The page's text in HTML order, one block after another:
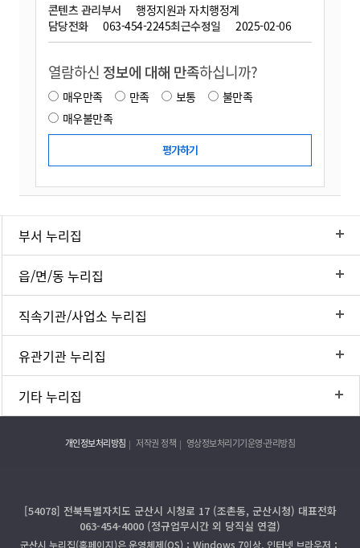
콘텐츠 관리부서
행정지원과 자치행정계
담당전화
063-454-2245최근수정일 2025-02-06
열람하신 정보에 대해 만족하십니까?
매우만족 만족 보통
불만족
매우불만족
부서 누리집
읍/면/동 누리집
직속기관/사업소 누리집
유관기관 누리집
기타 누리집
개인정보처리방침 저작권 정책 영상정보처리기기운영·관리방침
[54078] 전북특별자치도 군산시 시청로 17 (조촌동, 군산시청) 대표전화
063-454-4000 (정규업무시간 외 당직실 연결)
군산시 누리집(홈페이지)은 운영체제(OS)：Windows 7이상, 인터넷 브라우저：